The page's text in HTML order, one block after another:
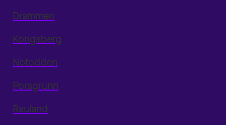
Drammen
Kongsberg
Notodden
Porsgrunn
Rauland